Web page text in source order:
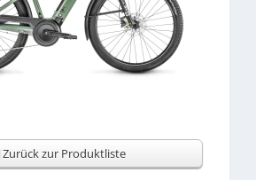
Zurück zur Produktliste